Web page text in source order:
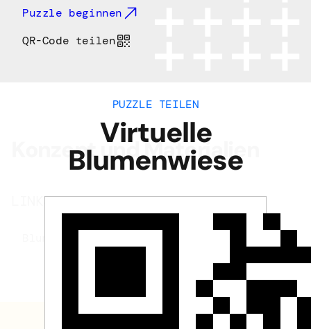
Puzzle beginnen
QR-Code teilen
PUZZLE TEILEN
Virtuelle
Blumenwiese
Konzept und Materialien
LINKS